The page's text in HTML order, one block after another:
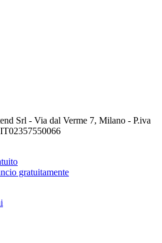
Srl - Via dal Verme 7, Milano - P.iva
IT02357550066
gratuitamente